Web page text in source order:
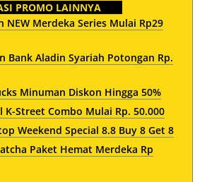
PROMO LAINNYA
NEW Merdeka Series Mulai Rp29
Bank Aladin Syariah Potongan Rp.
Minuman Diskon Hingga 50%
K-Street Combo Mulai Rp. 50.000
Weekend Special 8.8 Buy 8 Get 8
Paket Hemat Merdeka Rp